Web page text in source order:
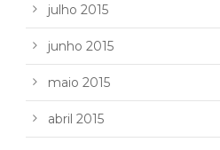
julho 2015
junho 2015
maio 2015
abril 2015